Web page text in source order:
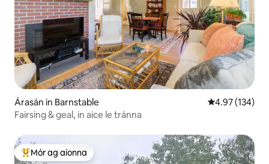
Árasán in Barnstable Meánrátáil
4.97 (134)
Fairsing & geal, in aice le tránna
An-mhór ag aíonna
Mór ag aíonna